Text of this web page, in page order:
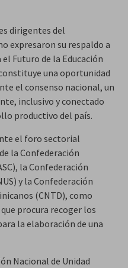
dirigentes del
expresaron su respaldo a
Futuro de la Educación
una oportunidad
el consenso nacional, un
inclusivo y conectado
productivo del país.
el foro sectorial
la Confederación
la Confederación
y la Confederación
(CNTD), como
procura recoger los
la elaboración de una
Nacional de Unidad